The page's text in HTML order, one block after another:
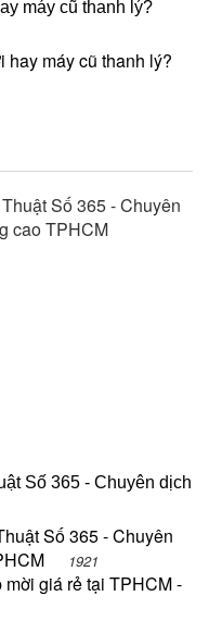
máy cũ thanh lý?
hay máy cũ thanh lý?
Số 365 - Chuyên dịch
Số 365 - Chuyên
1921
giá rẻ tại TPHCM -